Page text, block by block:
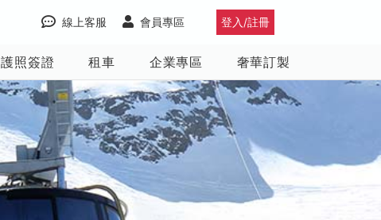
登入/註冊
會員專區
線上客服
護照簽證 租車 企業專區 奢華訂製